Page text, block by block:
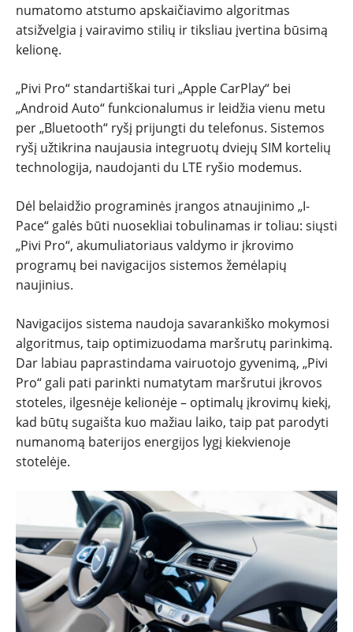
numatomo atstumo apskaičiavimo algoritmas
atsižvelgia į vairavimo stilių ir tiksliau įvertina būsimą
kelionę.
„Pivi Pro“ standartiškai turi „Apple CarPlay“ bei
„Android Auto“ funkcionalumus ir leidžia vienu metu
per „Bluetooth“ ryšį prijungti du telefonus. Sistemos
ryšį užtikrina naujausia integruotų dviejų SIM kortelių
technologija, naudojanti du LTE ryšio modemus.
Dėl belaidžio programinės įrangos atnaujinimo „I-
Pace“ galės būti nuosekliai tobulinamas ir toliau: siųsti
„Pivi Pro“, akumuliatoriaus valdymo ir įkrovimo
programų bei navigacijos sistemos žemėlapių
naujinius.
Navigacijos sistema naudoja savarankiško mokymosi
algoritmus, taip optimizuodama maršrutų parinkimą.
Dar labiau paprastindama vairuotojo gyvenimą, „Pivi
Pro“ gali pati parinkti numatytam maršrutui įkrovos
stoteles, ilgesnėje kelionėje – optimalų įkrovimų kiekį,
kad būtų sugaišta kuo mažiau laiko, taip pat parodyti
numanomą baterijos energijos lygį kiekvienoje
stotelėje.